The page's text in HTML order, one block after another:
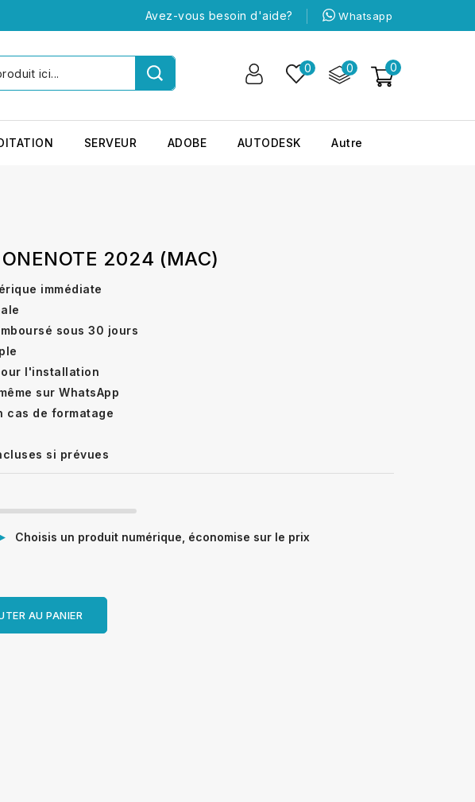
Whatsapp
Avez-vous besoin d'aide?
0
0
0
SERVEUR ADOBE AUTODESK Autre
2024 (MAC)
immédiate
sous 30 jours
l'installation
sur WhatsApp
cas de formatage
si prévues
Choisis un produit numérique, économise sur le prix
AU PANIER